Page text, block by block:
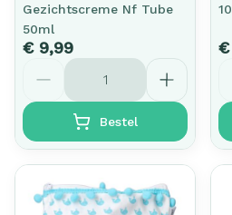
Gezichtscreme Nf Tube
50ml
€ 9,99
Aantal
Bestel
€